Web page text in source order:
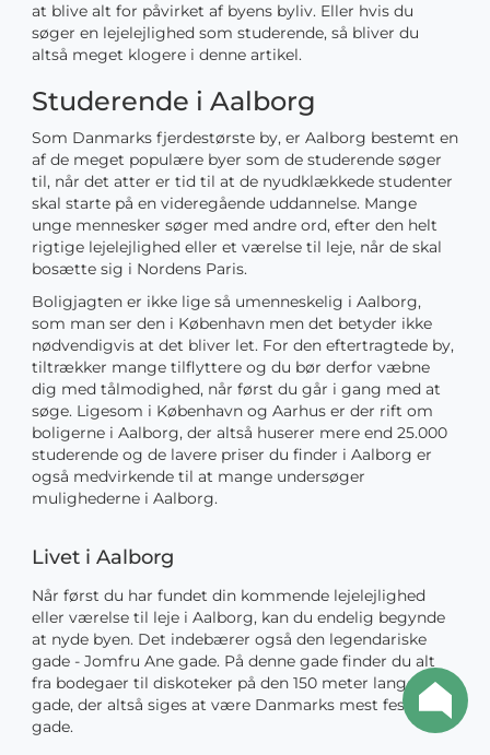
at blive alt for påvirket af byens byliv. Eller hvis du
søger en lejelejlighed som studerende, så bliver du
altså meget klogere i denne artikel.
Studerende i Aalborg
Som Danmarks fjerdestørste by, er Aalborg bestemt en
af de meget populære byer som de studerende søger
til, når det atter er tid til at de nyudklækkede studenter
skal starte på en videregående uddannelse. Mange
unge mennesker søger med andre ord, efter den helt
rigtige lejelejlighed eller et værelse til leje, når de skal
bosætte sig i Nordens Paris.
Boligjagten er ikke lige så umenneskelig i Aalborg,
som man ser den i København men det betyder ikke
nødvendigvis at det bliver let. For den eftertragtede by,
tiltrækker mange tilflyttere og du bør derfor væbne
dig med tålmodighed, når først du går i gang med at
søge. Ligesom i København og Aarhus er der rift om
boligerne i Aalborg, der altså huserer mere end 25.000
studerende og de lavere priser du finder i Aalborg er
også medvirkende til at mange undersøger
mulighederne i Aalborg.
Livet i Aalborg
Når først du har fundet din kommende lejelejlighed
eller værelse til leje i Aalborg, kan du endelig begynde
at nyde byen. Det indebærer også den legendariske
gade - Jomfru Ane gade. På denne gade finder du alt
fra bodegaer til diskoteker på den 150 meter lange
gade, der altså siges at være Danmarks mest festlige
gade.